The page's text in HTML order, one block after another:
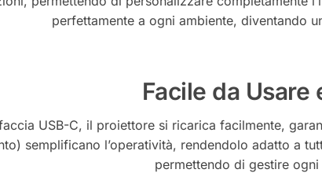
perfettamente a ogni ambiente, diventando
Facile da Usare
USB-C, il proiettore si ricarica facilmente,
semplificano l’operatività, rendendolo adatto a
permettendo di gestire